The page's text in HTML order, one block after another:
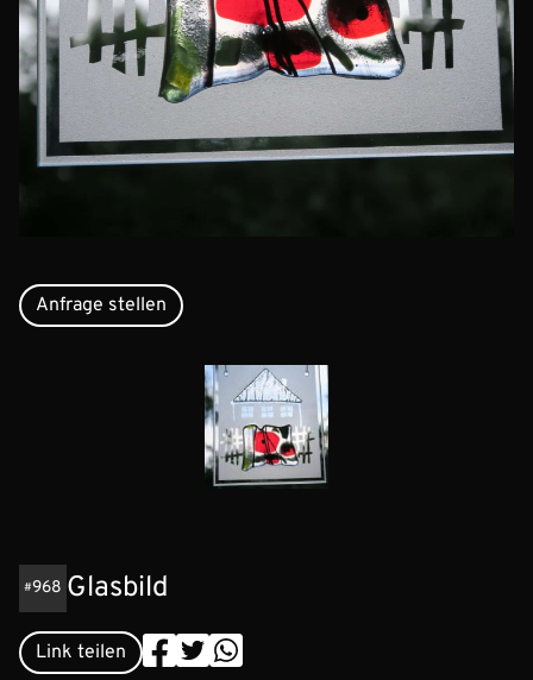
968 Glasbild
Link teilen
Anfrage stellen